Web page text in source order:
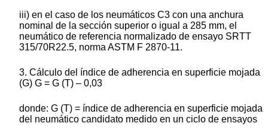
iii) en el caso de los neumáticos C3 con una anchura
nominal de la sección superior o igual a 285 mm, el
neumático de referencia normalizado de ensayo SRTT
315/70R22.5, norma ASTM F 2870-11.
3. Cálculo del índice de adherencia en superficie mojada
(G) G = G (T) – 0,03
donde: G (T) = índice de adherencia en superficie mojada
del neumático candidato medido en un ciclo de ensayos